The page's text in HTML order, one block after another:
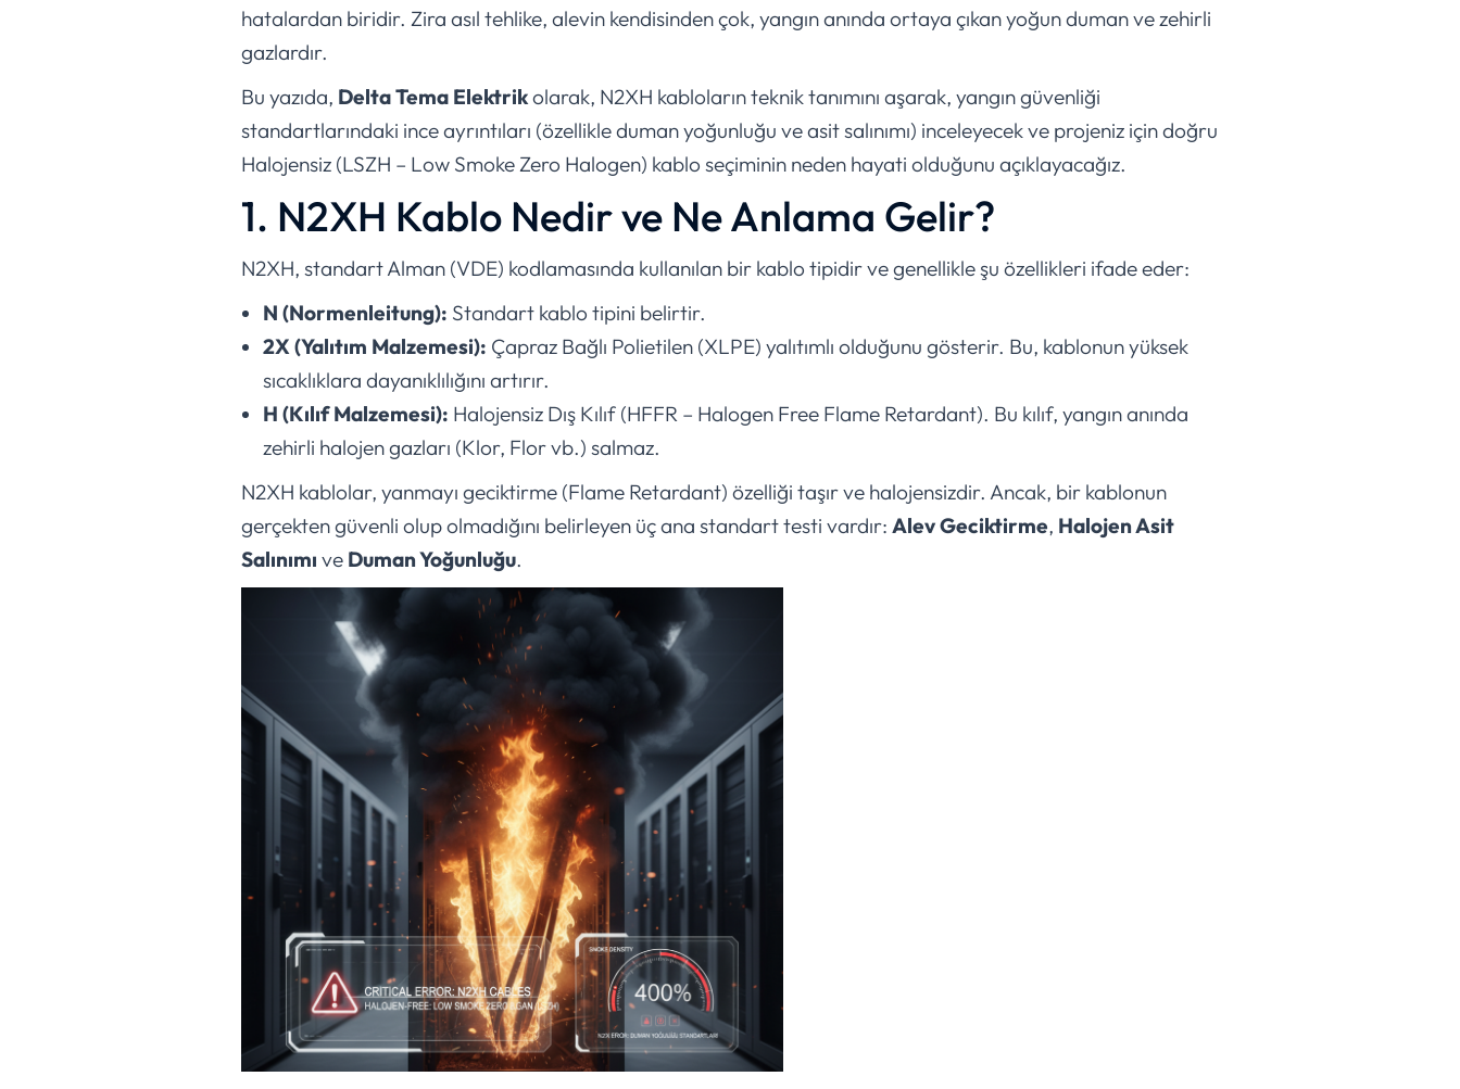
hatalardan biridir. Zira asıl tehlike, alevin kendisinden çok, yangın anında ortaya çıkan yoğun duman ve zehirli
gazlardır.
Bu yazıda, Delta Tema Elektrikolarak, N2XH kabloların teknik tanımını aşarak, yangın güvenliği
standartlarındaki ince ayrıntıları (özellikle duman yoğunluğu ve asit salınımı) inceleyecek ve projeniz için doğru
Halojensiz (LSZH – Low Smoke Zero Halogen) kablo seçiminin neden hayati olduğunu açıklayacağız.
1. N2XH Kablo Nedir ve Ne Anlama Gelir?
N2XH, standart Alman (VDE) kodlamasında kullanılan bir kablo tipidir ve genellikle şu özellikleri ifade eder:
N (Normenleitung): Standart kablo tipini belirtir.
2X (Yalıtım Malzemesi): Çapraz Bağlı Polietilen (XLPE) yalıtımlı olduğunu gösterir. Bu, kablonun yüksek
sıcaklıklara dayanıklılığını artırır.
H (Kılıf Malzemesi): Halojensiz Dış Kılıf (HFFR – Halogen Free Flame Retardant). Bu kılıf, yangın anında
zehirli halojen gazları (Klor, Flor vb.) salmaz.
N2XH kablolar, yanmayı geciktirme (Flame Retardant) özelliği taşır ve halojensizdir. Ancak, bir kablonun
gerçekten güvenli olup olmadığını belirleyen üç ana standart testi vardır: Alev Geciktirme, Halojen Asit
Salınımı ve Duman Yoğunluğu.